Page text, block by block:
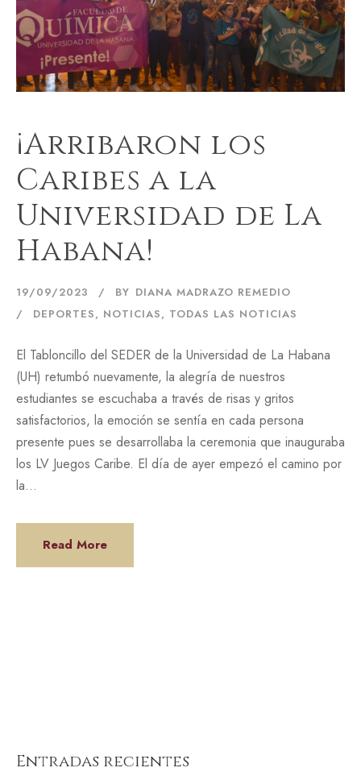
¡Arribaron los
Caribes a la
Universidad de La
Habana!
19/09/2023 BY DIANA MADRAZO REMEDIO
DEPORTES, NOTICIAS, TODAS LAS NOTICIAS
El Tabloncillo del SEDER de la Universidad de La Habana
(UH) retumbó nuevamente, la alegría de nuestros
estudiantes se escuchaba a través de risas y gritos
satisfactorios, la emoción se sentía en cada persona
presente pues se desarrollaba la ceremonia que inauguraba
los LV Juegos Caribe. El día de ayer empezó el camino por
la...
Read More
Entradas recientes